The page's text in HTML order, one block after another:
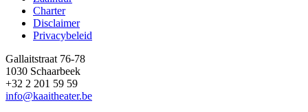
Charter
Disclaimer
Privacybeleid
Gallaitstraat 76-78
1030 Schaarbeek
+32 2 201 59 59
info@kaaitheater.be